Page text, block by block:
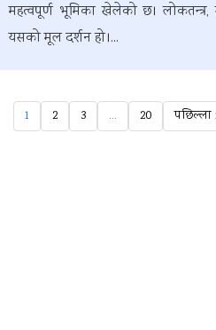
महत्वपूर्ण भूमिका खेलेको छ।
यसको मूल दर्शन हो।...
1 2 3 … 20 पछिल्ला